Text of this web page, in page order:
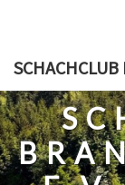
content
SCHACHCLUB